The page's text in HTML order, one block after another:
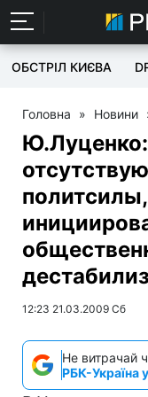
ОБСТРІЛ КИЄВА
Головна » Новини
12:23 21.03.2009 Сб
Не витрачай
РБК-Україна